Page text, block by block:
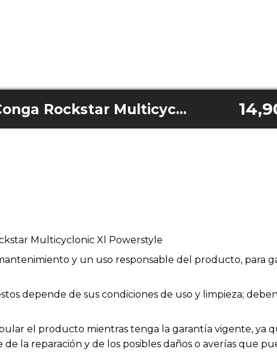
Carcasa filtro Conga Rockstar Multicyclonic Xl Powerstyle
Multicyclonic Xl Powerstyle
y un uso responsable del producto, para
depende de sus condiciones de uso y limpieza;
el producto mientras tenga la garantía vigente, ya
de la reparación y de los posibles daños o averías que